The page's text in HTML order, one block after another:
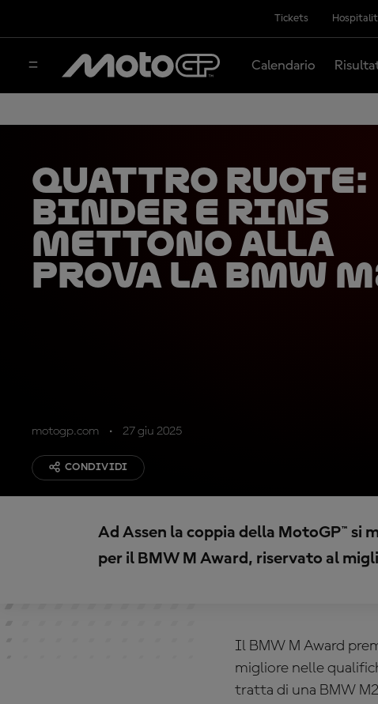
Tickets
Calendario
Quattro ruote:
Binder e Rins
mettono alla
prova la BMW
motogp.com 27 giu 2025
CONDIVIDI
Ad Assen la coppia della MotoGP™ si
per il BMW M Award, riservato al
Il BMW M Award
migliore nelle
tratta di una BMW